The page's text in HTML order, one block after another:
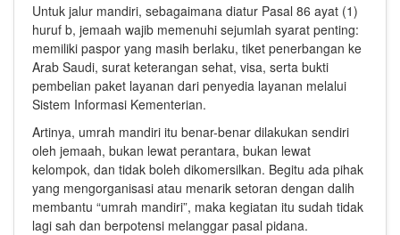
Untuk jalur mandiri, sebagaimana diatur Pasal 86 ayat (1)
huruf b, jemaah wajib memenuhi sejumlah syarat penting:
memiliki paspor yang masih berlaku, tiket penerbangan ke
Arab Saudi, surat keterangan sehat, visa, serta bukti
pembelian paket layanan dari penyedia layanan melalui
Sistem Informasi Kementerian.
Artinya, umrah mandiri itu benar-benar dilakukan sendiri
oleh jemaah, bukan lewat perantara, bukan lewat
kelompok, dan tidak boleh dikomersilkan. Begitu ada pihak
yang mengorganisasi atau menarik setoran dengan dalih
membantu “umrah mandiri”, maka kegiatan itu sudah tidak
lagi sah dan berpotensi melanggar pasal pidana.